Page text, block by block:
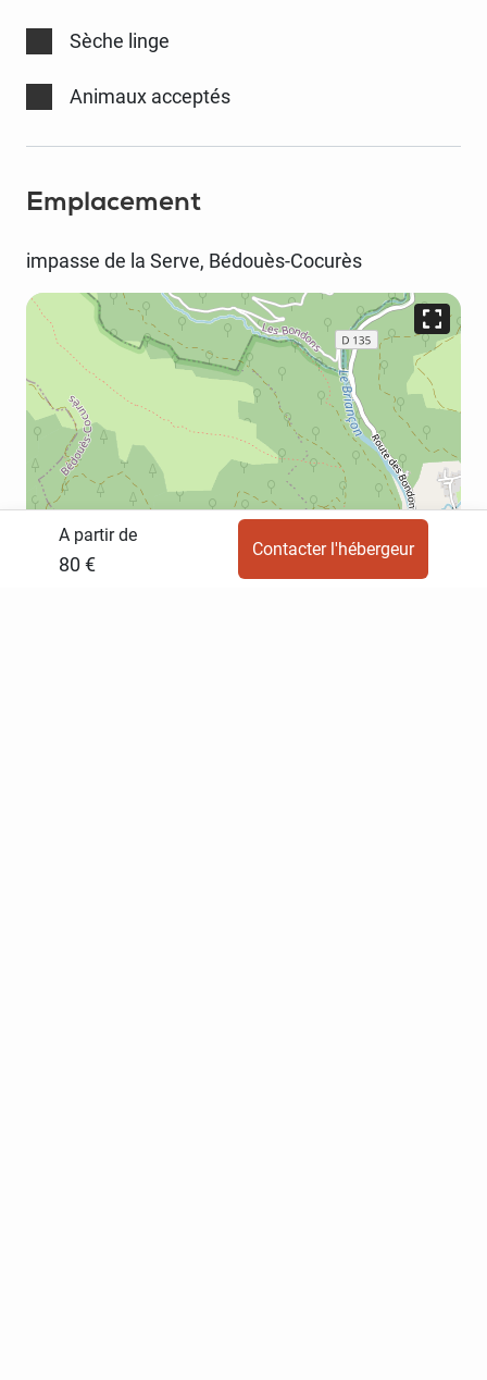
Sèche linge
Animaux acceptés
Emplacement
impasse de la Serve, Bédouès-Cocurès
A partir de
80 €
Contacter l'hébergeur